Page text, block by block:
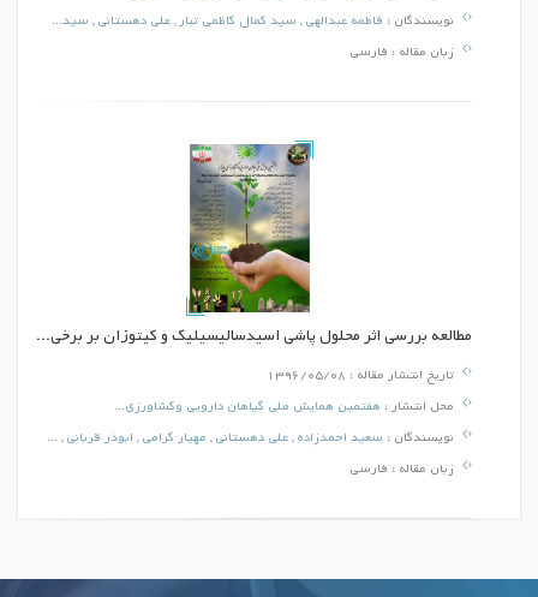
نویسندگان : فاطمه عبدالهی, سید کمال کاظمی تبار, علی دهستانی, سید...
زبان مقاله : فارسی
مطالعه بررسی اثر محلول پاشی اسیدسالیسیلیک و کیتوزان بر برخی...
تاریخ انتشار مقاله : 1396/05/08
محل انتشار : هفتمین همایش ملی گیاهان دارویی وکشاورزی...
نویسندگان : سعید احمدزاده, علی دهستانی, مهیار گرامی, ابوذر قربانی,
...
زبان مقاله : فارسی